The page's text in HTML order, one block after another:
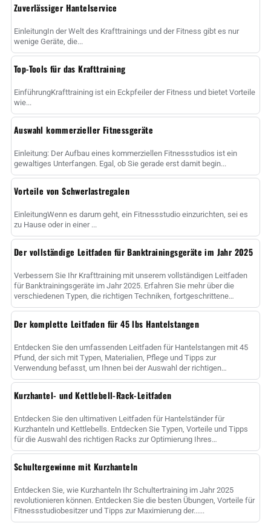
Zuverlässiger Hantelservice
EinleitungIn der Welt des Krafttrainings und der Fitness gibt es nur
wenige Geräte, die...
Top-Tools für das Krafttraining
EinführungKrafttraining ist ein Eckpfeiler der Fitness und bietet Vorteile
wie...
Auswahl kommerzieller Fitnessgeräte
Einleitung: Der Aufbau eines kommerziellen Fitnessstudios ist ein
gewaltiges Unterfangen. Egal, ob Sie gerade erst damit begin...
Vorteile von Schwerlastregalen
EinleitungWenn es darum geht, ein Fitnessstudio einzurichten, sei es
zu Hause oder in einer ...
Der vollständige Leitfaden für Banktrainingsgeräte im Jahr 2025
Verbessern Sie Ihr Krafttraining mit unserem vollständigen Leitfaden
für Banktrainingsgeräte im Jahr 2025. Erfahren Sie mehr über die
verschiedenen Typen, die richtigen Techniken, fortgeschrittene
Methoden und ......
Der komplette Leitfaden für 45 lbs Hantelstangen
Entdecken Sie den umfassenden Leitfaden für Hantelstangen mit 45
Pfund, der sich mit Typen, Materialien, Pflege und Tipps zur
Verwendung befasst, um Ihnen bei der Auswahl der richtigen
Hantelstange zur Maximierung......
Kurzhantel- und Kettlebell-Rack-Leitfaden
Entdecken Sie den ultimativen Leitfaden für Hantelständer für
Kurzhanteln und Kettlebells. Entdecken Sie Typen, Vorteile und Tipps
für die Auswahl des richtigen Racks zur Optimierung Ihres
Fitnessstudios sp......
Schultergewinne mit Kurzhanteln
Entdecken Sie, wie Kurzhanteln Ihr Schultertraining im Jahr 2025
revolutionieren können. Entdecken Sie die besten Übungen, Vorteile für
Fitnessstudiobesitzer und Tipps zur Maximierung der......